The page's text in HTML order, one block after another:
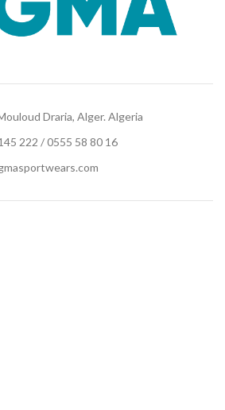
Draria, Alger. Algeria
222 / 0555 58 80 16